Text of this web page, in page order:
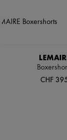
CHF